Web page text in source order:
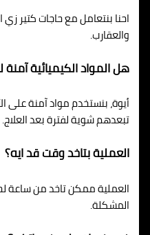
احنا بنتعامل مع حاجات كتير زي
والعقارب.
هل المواد الكيميائية آمنة
أيوة، بنستخدم مواد آمنة على
تبعدهم شوية لفترة بعد العلاج.
العملية بتاخد وقت قد ايه؟
العملية ممكن تاخد من
المشكلة.